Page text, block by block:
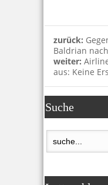
zurück:
Baldrian
weiter:
aus: Keine
Suche